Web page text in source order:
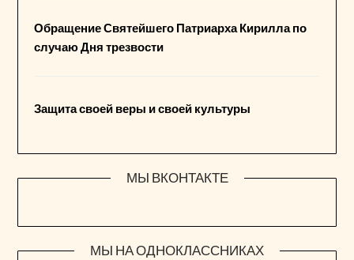
Обращение Святейшего Патриарха Кирилла по
случаю Дня трезвости
Защита своей веры и своей культуры
МЫ ВКОНТАКТЕ
МЫ НА ОДНОКЛАССНИКАХ